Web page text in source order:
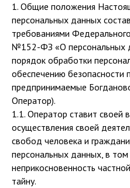
1. Общие положения
персональных данных
требованиями
№152-ФЗ «О персональных
порядок обработки
обеспечению безопасности
предпринимаемые
Оператор).
1.1. Оператор ставит своей
осуществления своей
свобод человека и
персональных данных, в
неприкосновенность
тайну.